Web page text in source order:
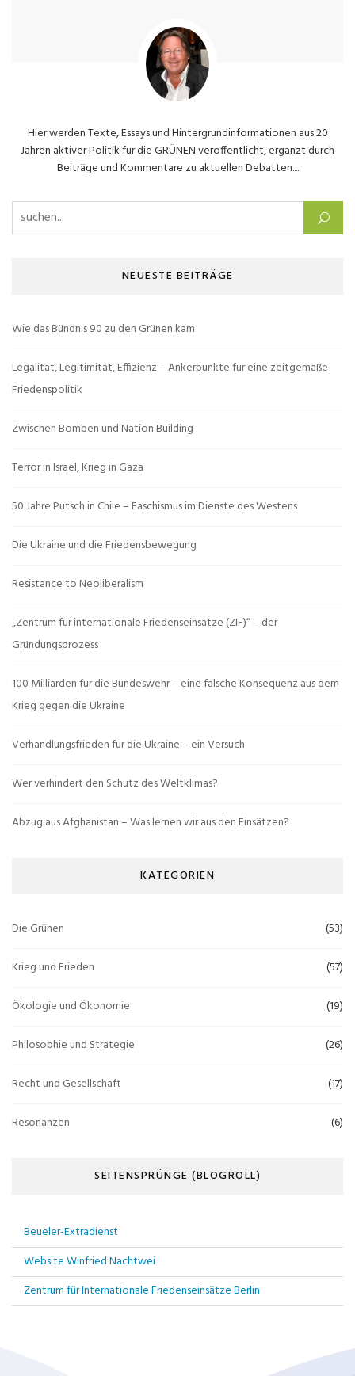
Hier werden Texte, Essays und Hintergrundinformationen aus 20
Jahren aktiver Politik für die GRÜNEN veröffentlicht, ergänzt durch
Beiträge und Kommentare zu aktuellen Debatten....
Suchen nach:
NEUESTE BEITRÄGE
Wie das Bündnis 90 zu den Grünen kam
Legalität, Legitimität, Effizienz – Ankerpunkte für eine zeitgemäße
Friedenspolitik
Zwischen Bomben und Nation Building
Terror in Israel, Krieg in Gaza
50 Jahre Putsch in Chile – Faschismus im Dienste des Westens
Die Ukraine und die Friedensbewegung
Resistance to Neoliberalism
„Zentrum für internationale Friedenseinsätze (ZIF)“ – der
Gründungsprozess
100 Milliarden für die Bundeswehr – eine falsche Konsequenz aus dem
Krieg gegen die Ukraine
Verhandlungsfrieden für die Ukraine – ein Versuch
Wer verhindert den Schutz des Weltklimas?
Abzug aus Afghanistan – Was lernen wir aus den Einsätzen?
KATEGORIEN
Die Grünen (53)
Krieg und Frieden (57)
Ökologie und Ökonomie (19)
Philosophie und Strategie (26)
Recht und Gesellschaft (17)
Resonanzen (6)
SEITENSPRÜNGE (BLOGROLL)
Beueler-Extradienst
Website Winfried Nachtwei
Zentrum für Internationale Friedenseinsätze Berlin